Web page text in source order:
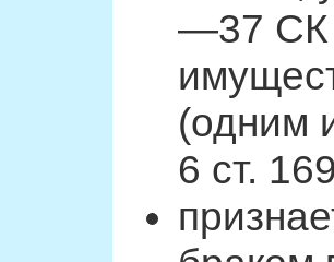
—37 СК
(одним
6 ст.